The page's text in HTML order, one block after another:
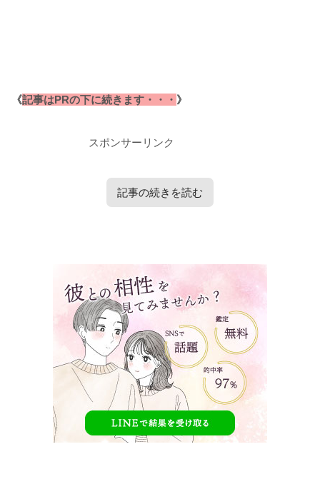
《記事はPRの下に続きます・・・ 》
スポンサーリンク
記事の続きを読む
タップで見たい内容へ移動